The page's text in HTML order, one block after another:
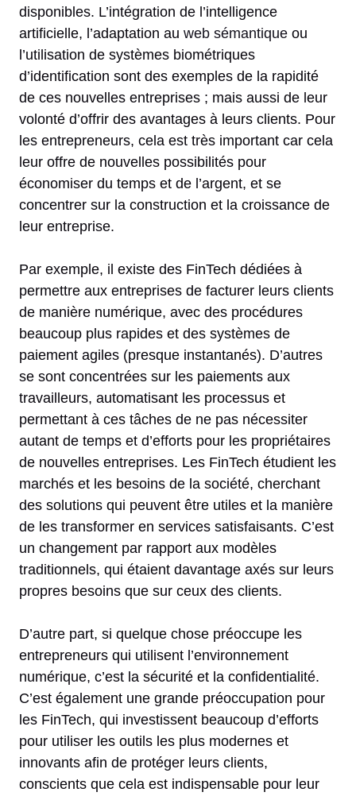
disponibles. L’intégration de l’intelligence
artificielle, l’adaptation au web sémantique ou
l’utilisation de systèmes biométriques
d’identification sont des exemples de la rapidité
de ces nouvelles entreprises ; mais aussi de leur
volonté d’offrir des avantages à leurs clients. Pour
les entrepreneurs, cela est très important car cela
leur offre de nouvelles possibilités pour
économiser du temps et de l’argent, et se
concentrer sur la construction et la croissance de
leur entreprise.
Par exemple, il existe des FinTech dédiées à
permettre aux entreprises de facturer leurs clients
de manière numérique, avec des procédures
beaucoup plus rapides et des systèmes de
paiement agiles (presque instantanés). D’autres
se sont concentrées sur les paiements aux
travailleurs, automatisant les processus et
permettant à ces tâches de ne pas nécessiter
autant de temps et d’efforts pour les propriétaires
de nouvelles entreprises. Les FinTech étudient les
marchés et les besoins de la société, cherchant
des solutions qui peuvent être utiles et la manière
de les transformer en services satisfaisants. C’est
un changement par rapport aux modèles
traditionnels, qui étaient davantage axés sur leurs
propres besoins que sur ceux des clients.
D’autre part, si quelque chose préoccupe les
entrepreneurs qui utilisent l’environnement
numérique, c’est la sécurité et la confidentialité.
C’est également une grande préoccupation pour
les FinTech, qui investissent beaucoup d’efforts
pour utiliser les outils les plus modernes et
innovants afin de protéger leurs clients,
conscients que cela est indispensable pour leur